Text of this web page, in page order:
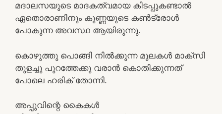
മദാലസയുടെ മാദകത്വമായ കിടപ്പുകണ്ടാൽ
ഏതൊരാണിനും കുണ്ണയുടെ കൺട്രോൾ
പോകുന്ന അവസ്ഥ ആയിരുന്നു.
കൊഴുത്തു പൊങ്ങി നിൽക്കുന്ന മുലകൾ മാക്സി
തുളച്ചു പുറത്തേക്കു വരാൻ കൊതിക്കുന്നത്
പോലെ ഹരിക് തോന്നി.
അപ്പുവിന്റെ കൈകൾ